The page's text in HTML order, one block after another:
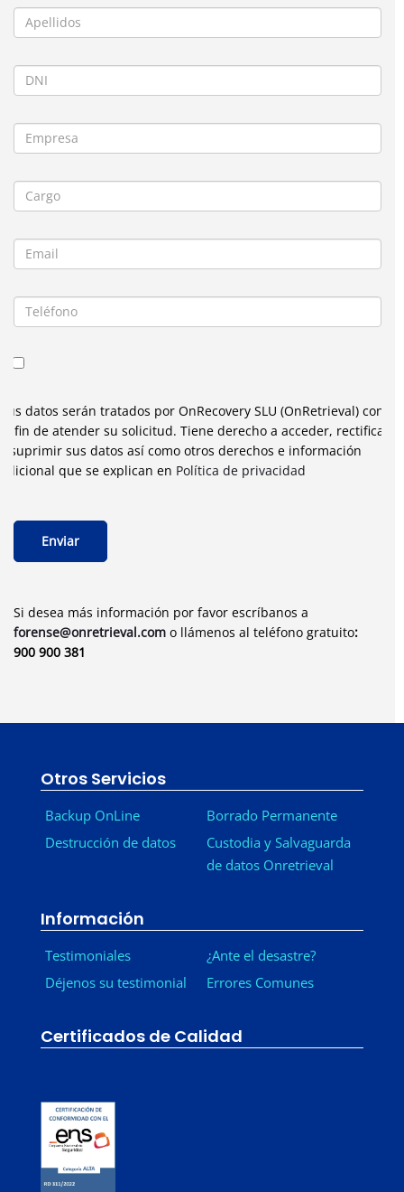
Sus datos serán tratados por OnRecovery SLU (OnRetrieval) con
el fin de atender su solicitud. Tiene derecho a acceder, rectificar
y suprimir sus datos así como otros derechos e información
adicional que se explican en Política de privacidad
Si desea más información por favor escríbanos a
forense@onretrieval.com o llámenos al teléfono gratuito:
900 900 381
Otros Servicios
Backup OnLine
Destrucción de datos
Borrado Permanente
Custodia y Salvaguarda
de datos Onretrieval
Información
Testimoniales
Déjenos su testimonial
¿Ante el desastre?
Errores Comunes
Certificados de Calidad